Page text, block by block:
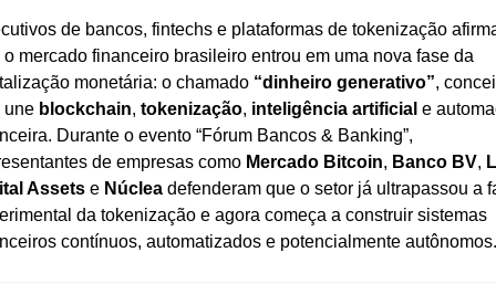
de bancos, fintechs e plataformas de tokenização
o mercado financeiro brasileiro entrou em uma nova fase da
monetária: o chamado “dinheiro generativo”,
une blockchain, tokenização, inteligência artificial e
Durante o evento “Fórum Bancos & Banking”,
de empresas como Mercado Bitcoin, Banco BV,
Assets e Núclea defenderam que o setor já ultrapassou a
da tokenização e agora começa a construir sistemas
contínuos, automatizados e potencialmente autônomos.